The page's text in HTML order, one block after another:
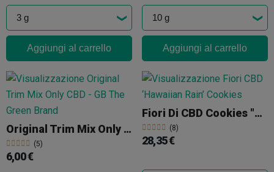
Aggiungi al carrello Aggiungi al carrello
Original Trim Mix Only CBD
(5)
6,00 €
Fiori Di CBD Cookies "Hawaiian Rain"
(8)
28,35 €